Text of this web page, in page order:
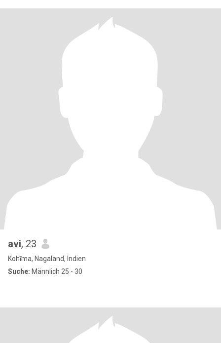
avi, 23
Kohīma, Nagaland, Indien
Suche: Männlich 25 - 30